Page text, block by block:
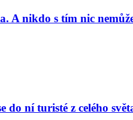
A nikdo s tím nic
do ní turisté z celého